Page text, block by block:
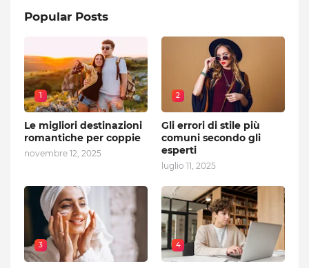
Popular Posts
1
Le migliori destinazioni
romantiche per coppie
novembre 12, 2025
2
Gli errori di stile più
comuni secondo gli
esperti
luglio 11, 2025
3 4